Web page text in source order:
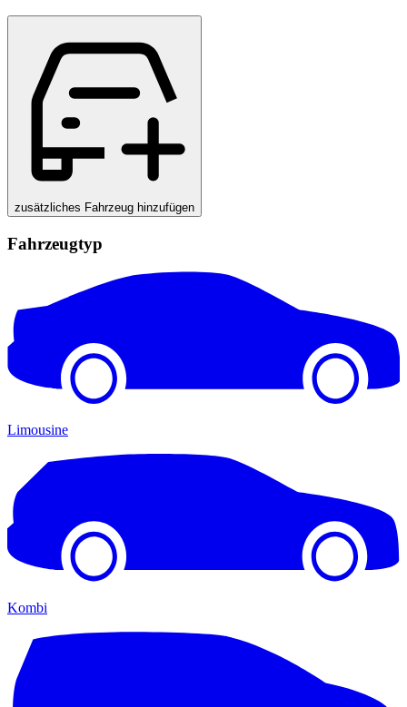
zusätzliches Fahrzeug hinzufügen
Fahrzeugtyp
Limousine
Kombi